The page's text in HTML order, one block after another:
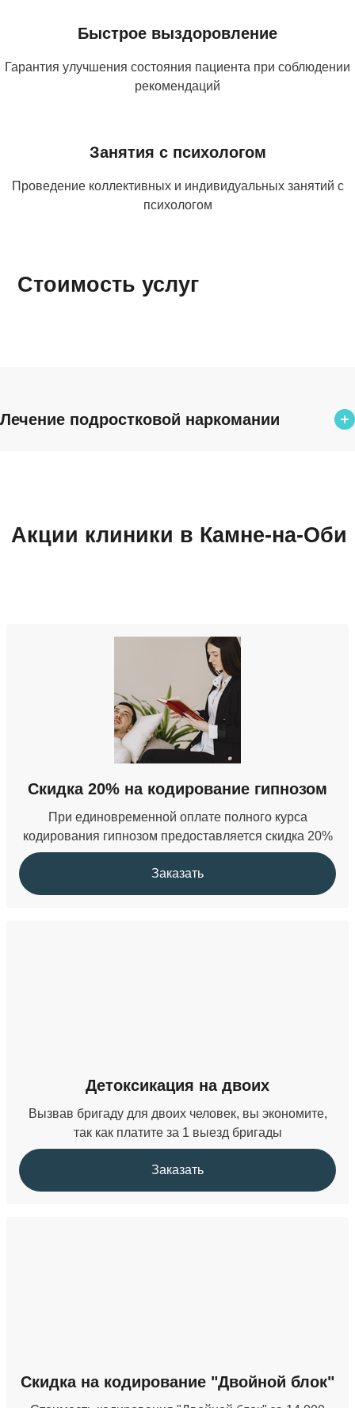
Быстрое выздоровление
Гарантия улучшения состояния пациента при соблюдении
рекомендаций
Занятия с психологом
Проведение коллективных и индивидуальных занятий с
психологом
Стоимость услуг
Лечение подростковой наркомании
Снятие ломки
от 1 600 ₽
36 000 ₽
Кодирование от наркомании
от 22 000 ₽
Акции клиники в Камне-на-Оби
Скидка 20% на кодирование гипнозом
При единовременной оплате полного курса
кодирования гипнозом предоставляется скидка 20%
Заказать
Детоксикация на двоих
Вызвав бригаду для двоих человек, вы экономите,
так как платите за 1 выезд бригады
Заказать
Скидка на кодирование "Двойной блок"